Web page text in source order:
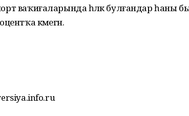
ваҡиғаларында һәләк булғандар һаны
кәмегән.